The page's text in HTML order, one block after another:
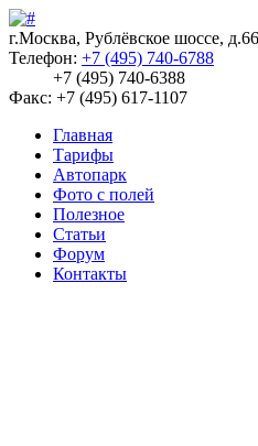
г.Москва, Рублёвское шоссе, д.66
Телефон: +7 (495) 740-6788
+7 (495) 740-6388
Факс: +7 (495) 617-1107
Главная
Тарифы
Автопарк
Фото с полей
Полезное
Статьи
Форум
Контакты